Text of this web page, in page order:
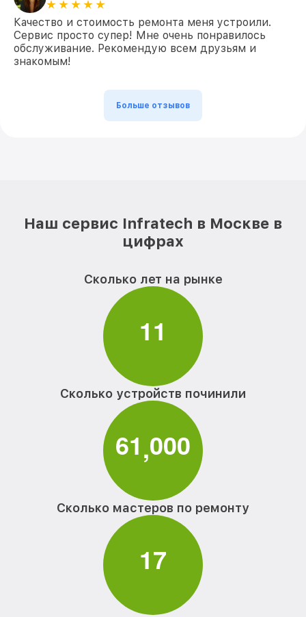
Качество и стоимость ремонта меня устроили.
Сервис просто супер! Мне очень понравилось
обслуживание. Рекомендую всем друзьям и
знакомым!
Больше отзывов
Наш сервис Infratech в Москве в
цифрах
Сколько лет на рынке
11
Сколько устройств починили
61,000
Сколько мастеров по ремонту
17